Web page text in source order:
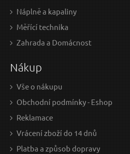
329.75 Kč bez DPH
Skladem
Lano tažné - popruh s háky, 4m
Náplně a kapaliny
Měřící technika
Zahrada a Domácnost
Nákup
Vše o nákupu
Obchodní podmínky - Eshop
Reklamace
Vrácení zboží do 14 dnů
Platba a způsob dopravy